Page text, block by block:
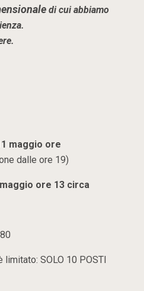
di cui abbiamo
maggio ore
dalle ore 19)
ore 13 circa
SOLO 10 POSTI